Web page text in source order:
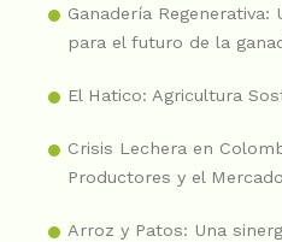
Ganadería
para el futuro de la
El Hatico: Agricultura
Crisis Lechera en
Productores y el
Arroz y Patos: Una